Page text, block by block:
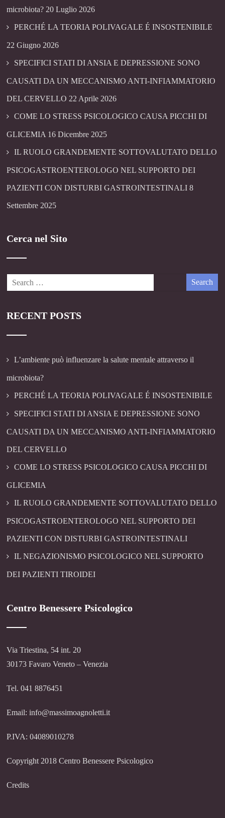
microbiota? 20 Luglio 2026
PERCHÉ LA TEORIA POLIVAGALE É INSOSTENIBILE
22 Giugno 2026
SPECIFICI STATI DI ANSIA E DEPRESSIONE SONO
CAUSATI DA UN MECCANISMO ANTI-INFIAMMATORIO
DEL CERVELLO 22 Aprile 2026
COME LO STRESS PSICOLOGICO CAUSA PICCHI DI
GLICEMIA 16 Dicembre 2025
IL RUOLO GRANDEMENTE SOTTOVALUTATO DELLO
PSICOGASTROENTEROLOGO NEL SUPPORTO DEI
PAZIENTI CON DISTURBI GASTROINTESTINALI 8
Settembre 2025
Cerca nel Sito
RECENT POSTS
L’ambiente può influenzare la salute mentale attraverso il
microbiota?
PERCHÉ LA TEORIA POLIVAGALE É INSOSTENIBILE
SPECIFICI STATI DI ANSIA E DEPRESSIONE SONO
CAUSATI DA UN MECCANISMO ANTI-INFIAMMATORIO
DEL CERVELLO
COME LO STRESS PSICOLOGICO CAUSA PICCHI DI
GLICEMIA
IL RUOLO GRANDEMENTE SOTTOVALUTATO DELLO
PSICOGASTROENTEROLOGO NEL SUPPORTO DEI
PAZIENTI CON DISTURBI GASTROINTESTINALI
IL NEGAZIONISMO PSICOLOGICO NEL SUPPORTO
DEI PAZIENTI TIROIDEI
Centro Benessere Psicologico
Via Triestina, 54 int. 20
30173 Favaro Veneto – Venezia
Tel. 041 8876451
Email: info@massimoagnoletti.it
P.IVA: 04089010278
Copyright 2018 Centro Benessere Psicologico
Credits